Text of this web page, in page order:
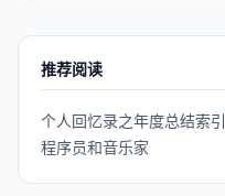
推荐阅读
个人回忆录之年度总结索引
程序员和音乐家